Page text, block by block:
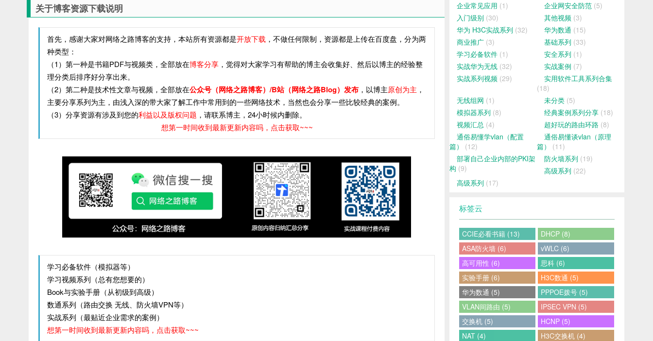
关于博客资源下载说明
首先，感谢大家对网络之路博客的支持，本站所有资源都是开放下载 ，不做任何限制，资源都是上传在百度盘，分为两
种类型：
（1）第一种是书籍PDF与视频类，全部放在博客分享 ，觉得对大家学习有帮助的博主会收集好、然后以博主的经验整
理分类后排序好分享出来。
（2）第二种是技术性文章与视频，全部放在公众号（网络之路博客）/B站（网络之路Blog）发布 ，以博主原创为主 ，
主要分享系列为主，由浅入深的带大家了解工作中常用到的一些网络技术，当然也会分享一些比较经典的案例。
（3）分享资源有涉及到您的利益以及版权问题 ，请联系博主，24小时候内删除。
想第一时间收到最新更新内容吗，点击获取~~~
学习必备软件（模拟器等）
学习视频系列（总有您想要的）
Book与实验手册（从初级到高级）
数通系列（路由交换 无线、防火墙VPN等）
实战系列（最贴近企业需求的案例）
想第一时间收到最新更新内容吗，点击获取~~~
企业常见应用 (1) 企业网安全防范 (5)
入门级别 (30) 其他视频 (3)
华为 H3C实战系列 (32) 华为数通 (15)
商业推广 (3) 基础系列 (33)
学习必备软件 (1) 安全系列 (1)
实战华为无线 (32) 实战案例 (7)
实战系列视频 (29)
实用软件工具系列合集
(18)
无线组网 (1) 未分类 (5)
模拟器系列 (8) 经典案例系列分享 (18)
视频汇总 (4) 超好玩的路由环路 (8)
通俗易懂学vlan（配置
篇）
(12)
通俗易懂谈vlan（原理
篇）
(11)
部署自己企业内部的PKI架
构 (9)
防火墙系列 (19)
高级系列 (22)
高级系列 (17)
标签云
CCIE必看书籍 (13)
DHCP (8)
ASA防火墙 (6)
vWLC (6)
高可用性 (6)
思科 (6)
实验手册 (6)
H3C数通 (5)
华为数通 (5)
PPPOE拨号 (5)
VLAN间路由 (5)
IPSEC VPN (5)
交换机 (5)
HCNP (5)
NAT (4)
H3C交换机 (4)